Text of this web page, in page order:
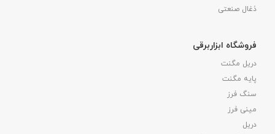
ذغال صنعتی
فروشگاه ابزاربرقی
دریل مگنت
پایه مگنت
سنگ فرز
مینی فرز
دریل